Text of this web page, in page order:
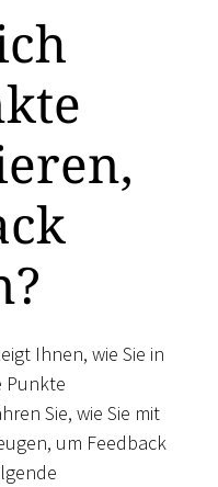
Ihnen, wie Sie in
Punkte
Sie, wie Sie mit
um Feedback